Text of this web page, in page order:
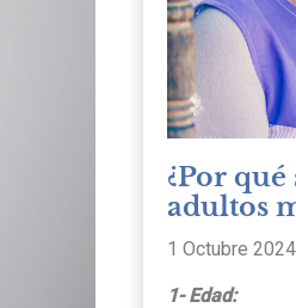
¿Por
adultos
1 Octubre 2024
1- Edad: